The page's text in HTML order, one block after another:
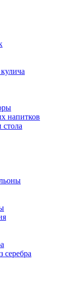
напитков
серебра